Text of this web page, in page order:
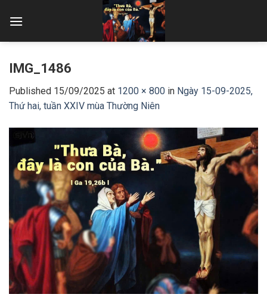
IMG_1486
Published 15/09/2025 at 1200 × 800 in Ngày 15-09-2025,
Thứ hai, tuần XXIV mùa Thường Niên